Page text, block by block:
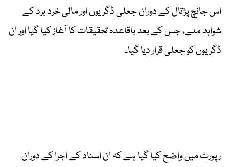
اس جانچ پڑتال کے دوران جعلی ڈگریوں اور مالی خرد برد کے
شواہد ملے، جس کے بعد باقاعدہ تحقیقات کا آغاز کیا گیا اور ان
ڈگریوں کو جعلی قرار دیا گیا۔
رپورٹ میں واضح کیا گیا ہے کہ ان اسناد کے اجرا کے دوران